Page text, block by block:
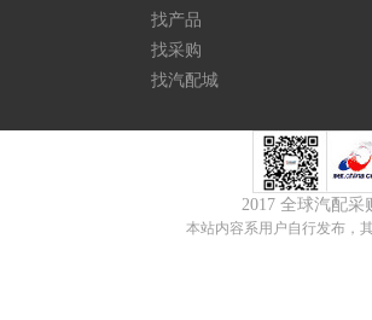
找产品
找采购
找汽配城
2017 全球汽配
本站内容系用户自行发布，